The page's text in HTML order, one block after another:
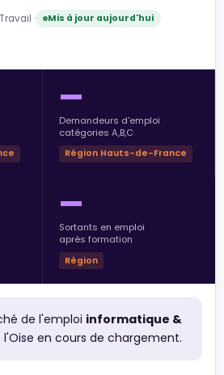
· Mis à jour aujourd'hui
—
Demandeurs d'emploi
catégories A,B,C
Région Hauts-de-France
—
Sortants en emploi
après formation
Région
de l'emploi informatique &
l'Oise en cours de chargement.